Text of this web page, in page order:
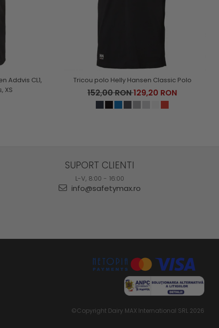
Addvis CL1,
XS
Tricou polo Helly Hansen Classic Polo
152,00 RON129,20 RON
SUPORT CLIENTI
L-V, 8:00 - 16:00
info@safetymax.ro
©Copyright Dairy MAX International SRL 2026